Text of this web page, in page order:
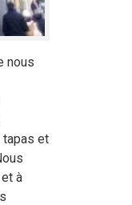
nous
tapas et
à